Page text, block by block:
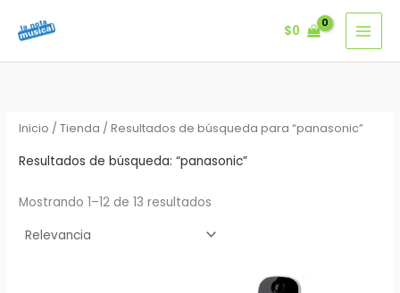
$0
Inicio /Tienda / Resultados de búsqueda para “panasonic”
Resultados de búsqueda: “panasonic”
Mostrando 1–12 de 13 resultados